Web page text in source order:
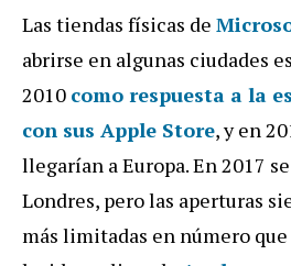
Las tiendas físicas de
abrirse en algunas ciudades
2010 como respuesta a la
con sus Apple Store, y en
llegarían a Europa. En 2017
Londres, pero las aperturas
más limitadas en número